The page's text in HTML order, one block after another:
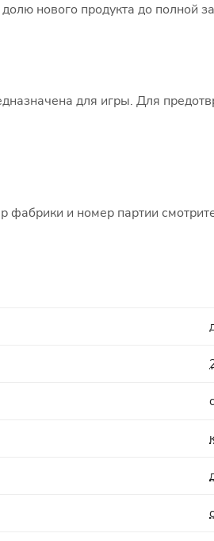
нового продукта до полной
для игры. Для
фабрики и номер партии